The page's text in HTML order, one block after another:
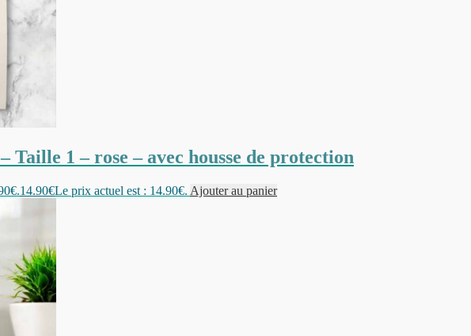
1 – rose – avec housse de protection
14.90€Le prix actuel est : 14.90€. Ajouter au panier